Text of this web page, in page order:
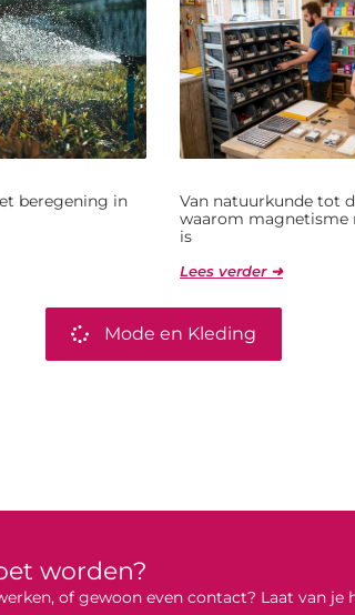
beregening in
Van natuurkunde tot
waarom magnetisme
is
Lees verder ➜
Mode en Kleding
worden?
of gewoon even contact? Laat van je